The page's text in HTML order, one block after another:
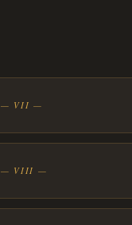
— VII —
— VIII —